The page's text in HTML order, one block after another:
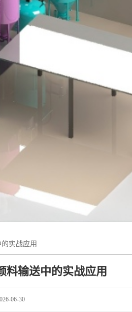
实战应用
料输送中的实战应用
06-30